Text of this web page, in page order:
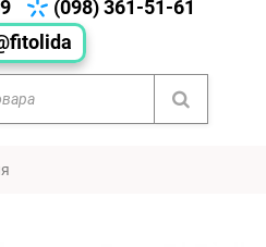
(098) 361-51-61